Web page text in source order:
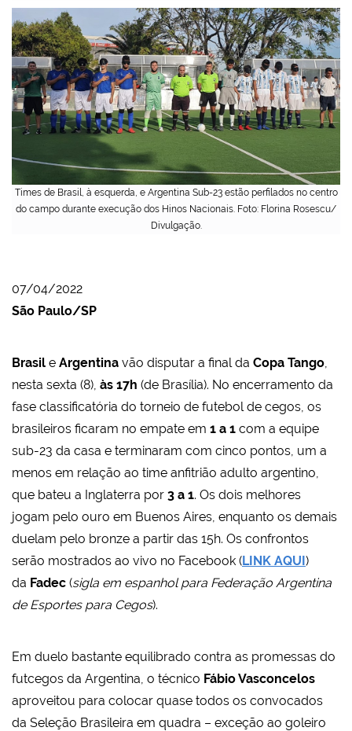
Times de Brasil, à esquerda, e Argentina Sub-23 estão perfilados no centro
do campo durante execução dos Hinos Nacionais. Foto: Florina Rosescu/
Divulgação.
07/04/2022
São Paulo/SP
Brasil e Argentina vão disputar a final da Copa Tango,
nesta sexta (8), às 17h (de Brasília). No encerramento da
fase classificatória do torneio de futebol de cegos, os
brasileiros ficaram no empate em 1 a 1 com a equipe
sub-23 da casa e terminaram com cinco pontos, um a
menos em relação ao time anfitrião adulto argentino,
que bateu a Inglaterra por 3 a 1. Os dois melhores
jogam pelo ouro em Buenos Aires, enquanto os demais
duelam pelo bronze a partir das 15h. Os confrontos
serão mostrados ao vivo no Facebook (LINK AQUI)
da Fadec (sigla em espanhol para Federação Argentina
de Esportes para Cegos).
Em duelo bastante equilibrado contra as promessas do
futcegos da Argentina, o técnico Fábio Vasconcelos
aproveitou para colocar quase todos os convocados
da Seleção Brasileira em quadra – exceção ao goleiro